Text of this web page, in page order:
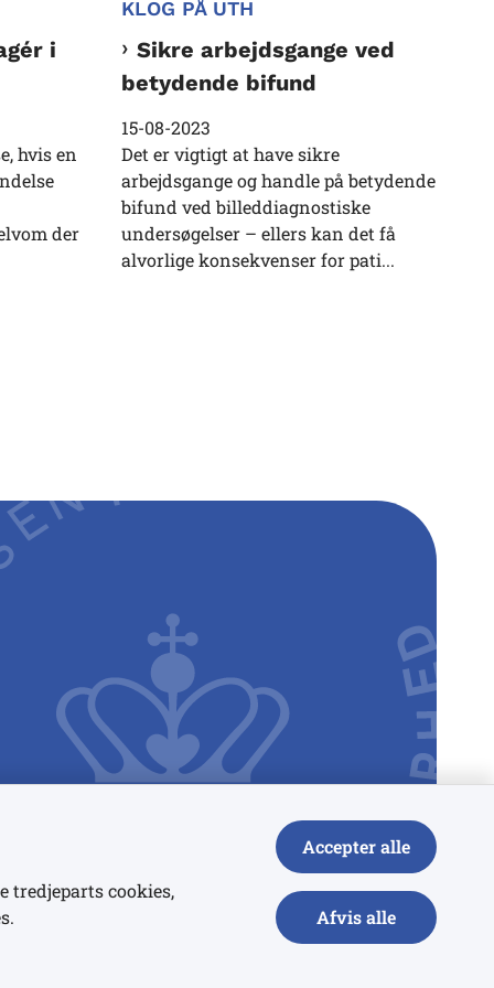
i
hvis en
der
KLOG PÅ UTH
Sikre arbejdsgange ved
betydende bifund
15-08-2023
Det er vigtigt at have sikre
arbejdsgange og handle på betydende
bifund ved billeddiagnostiske
undersøgelser – ellers kan det få
alvorlige konsekvenser for pati...
tredjeparts cookies,
Accepter alle
Afvis alle